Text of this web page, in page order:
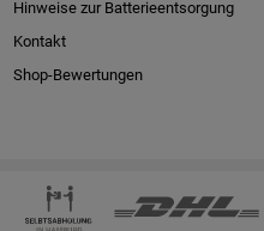
Hinweise zur Batterieentsorgung
Kontakt
Shop-Bewertungen